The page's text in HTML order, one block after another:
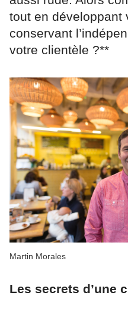
tout en développant
conservant
votre clientèle ?**
Martin Morales
Les secrets d’une